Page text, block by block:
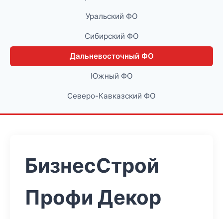
Уральский ФО
Сибирский ФО
Дальневосточный ФО
Южный ФО
Северо-Кавказский ФО
БизнесСтрой
Профи Декор